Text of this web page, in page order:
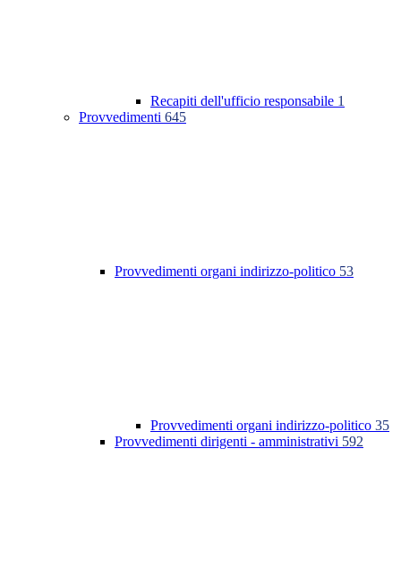
Recapiti dell'ufficio responsabile 1
Provvedimenti 645
Provvedimenti organi indirizzo-politico 53
Provvedimenti organi indirizzo-politico 35
Provvedimenti dirigenti - amministrativi 592